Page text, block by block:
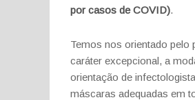
por casos de COVID).
Temos nos orientado pelo
caráter excepcional, a
orientação de
máscaras adequadas em